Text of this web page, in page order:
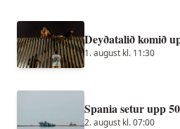
Deyðatalið komið
1. august kl. 11:30
Spania setur upp
2. august kl. 07:00